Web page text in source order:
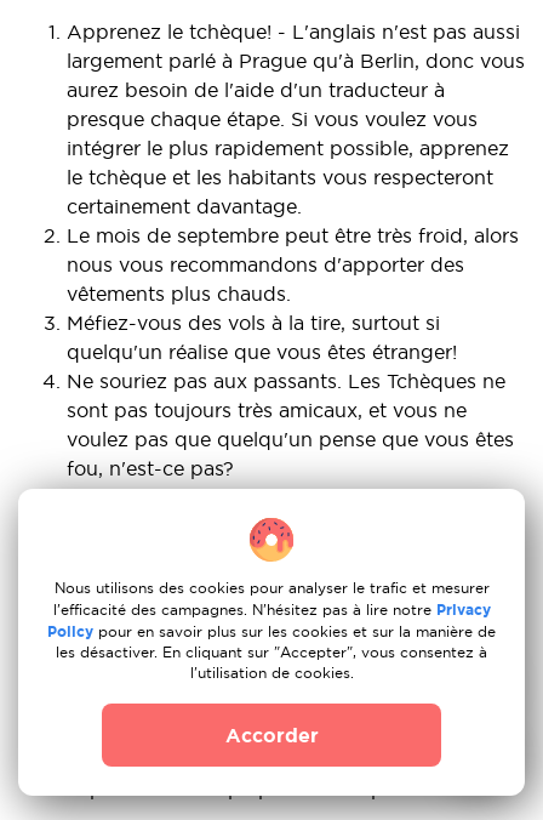
Apprenez le tchèque! - L'anglais n'est pas aussi
largement parlé à Prague qu'à Berlin, donc vous
aurez besoin de l'aide d'un traducteur à
presque chaque étape. Si vous voulez vous
intégrer le plus rapidement possible, apprenez
le tchèque et les habitants vous respecteront
certainement davantage.
Le mois de septembre peut être très froid, alors
nous vous recommandons d'apporter des
vêtements plus chauds.
Méfiez-vous des vols à la tire, surtout si
quelqu'un réalise que vous êtes étranger!
Ne souriez pas aux passants. Les Tchèques ne
sont pas toujours très amicaux, et vous ne
voulez pas que quelqu'un pense que vous êtes
fou, n'est-ce pas?
développement des transports en commun à
Prague. Alors que le métro est le moyen le plus
rapide, les tramways et les bus sont plus faciles
à naviguer.
Méfiez-vous des attrape-touristes! Mangez et
sortez uniquement dans des endroits de
confiance, de préférence avec vos amis locaux.
Le temps peut être très pluvieux toute l'année,
alors soyez prêt à porter des bottes
Nous utilisons des cookies pour analyser le trafic et mesurer
l'efficacité des campagnes. N'hésitez pas à lire notre Privacy
Policy pour en savoir plus sur les cookies et sur la manière de
les désactiver. En cliquant sur "Accepter", vous consentez à
l'utilisation de cookies.
Accorder